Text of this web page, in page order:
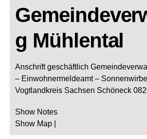
g Mühlental
Anschrift geschäftlich
– Einwohnermeldeamt –
Vogtlandkreis Sachsen Schöneck
Show Notes
Show Map